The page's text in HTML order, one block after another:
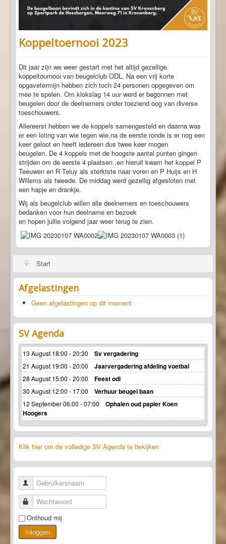
Koppeltoernooi 2023
Dit jaar zijn we weer gestart met het altijd gezellige
koppeltournooi van beugelclub ODL. Na een vrij korte
opgavetermijn hebben zich toch 24 personen opgegeven om
mee te spelen. Om klokslag 14 uur werd er begonnen met
beugelen door de deelnemers onder toeziend oog van diverse
toeschouwers.
Allereerst hebben we de koppels samengesteld en daarna was
er een loting van wie tegen wie,na de eerste ronde is er nog een
keer geloot en heeft iedereen dus twee keer mogen
beugelen. De 4 koppels met de hoogste aantal punten gingen
strijden om de eerste 4 plaatsen ,en hieruit kwam het koppel P
Teeuwen en R Teluy als sterktste naar voren en P Huijs en H
Willems als tweede. De middag werd gezellig afgesloten met
een hapje en drankje.
Wij als beugelclub willen alle deelnemers en toeschouwers
bedanken voor hun deelname en bezoek
en hopen jullie volgend jaar weer terug te zien.
Start
Afgelastingen
Geen afgelastingen op dit moment
SV Agenda
13 August 18:00 - 20:30 Sv vergadering
21 August 19:00 - 20:00 Jaarvergadering afdeling voetbal
28 August 15:00 - 20:00 Feest odl
30 August 12:00 - 17:00 Verhuur beugel baan
12 September 06:00 - 07:00
Ophalen oud papier Koen
Hoogers
Klik hier om de volledige SV Agenda te bekijken
Gebruikersnaam
Wachtwoord
Onthoud mij
Inloggen